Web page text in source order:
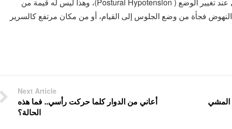
النهوض فجأة من وضع الجلوس إلى القيام، أو من مكان مرتفع كالسرير
المشي
Next Article
أعاني من الدوار كلما حركت رأسي.. فما هذه
الحالة؟